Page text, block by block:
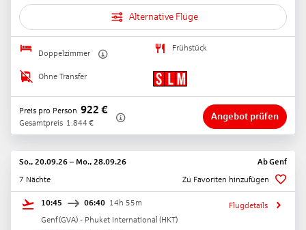
Alternative Flüge
Doppelzimmer
Frühstück
Ohne Transfer
Preis pro Person 922 €
Gesamtpreis 1.844 €
Angebot prüfen
So., 20.09.26 – Mo., 28.09.26 AbGenf
7 Nächte
Zu Favoriten hinzufügen
10:45 06:40 14h 55m
Genf(GVA) - Phuket International (HKT)
Flugdetails